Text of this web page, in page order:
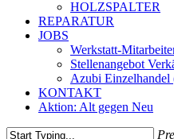
HOLZSPALTER
REPARATUR
JOBS
Werkstatt-
Stellenangebot
Azubi Einzelhandel
KONTAKT
Aktion: Alt gegen Neu